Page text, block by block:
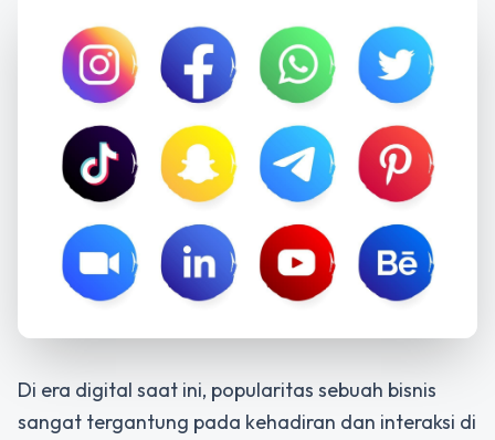
Di era digital saat ini, popularitas sebuah bisnis
sangat tergantung pada kehadiran dan interaksi di